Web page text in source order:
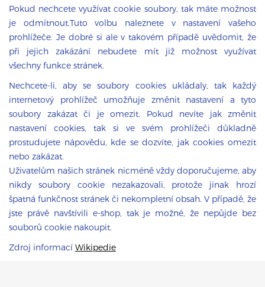
Pokud nechcete využívat cookie soubory, tak máte možnost
je odmítnout.Tuto volbu naleznete v nastavení vašeho
prohlížeče. Je dobré si ale v takovém případě uvědomit, že
při jejich zakázání nebudete mít již možnost využívat
všechny funkce stránek.
Nechcete-li, aby se soubory cookies ukládaly, tak každý
internetový prohlížeč umožňuje změnit nastavení a tyto
soubory zakázat či je omezit. Pokud nevíte jak změnit
nastavení cookies, tak si ve svém prohlížeči důkladně
prostudujete nápovědu, kde se dozvíte, jak cookies omezit
nebo zakázat.
Uživatelům našich stránek nicméně vždy doporučujeme, aby
nikdy soubory cookie nezakazovali, protože jinak hrozí
špatná funkčnost stránek či nekompletní obsah. V případě, že
jste právě navštívili e-shop, tak je možné, že nepůjde bez
souborů cookie nakoupit.
Zdroj informací Wikipedie